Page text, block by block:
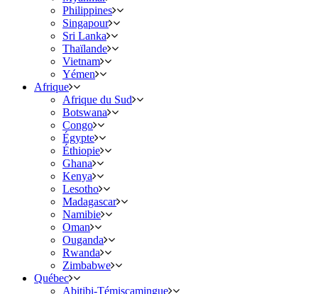
Philippines
Singapour
Sri Lanka
Thaïlande
Vietnam
Yémen
Afrique
Afrique du Sud
Botswana
Congo
Égypte
Éthiopie
Ghana
Kenya
Lesotho
Madagascar
Namibie
Oman
Ouganda
Rwanda
Zimbabwe
Québec
Abitibi-Témiscamingue